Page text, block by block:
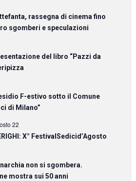
rassegna di cinema fino
sgomberi e speculazioni
del libro “Pazzi da
F-estivo sotto il Comune
di Milano”
22
X° FestivalSedicid’Agosto
non si sgombera.
mostra sui 50 anni